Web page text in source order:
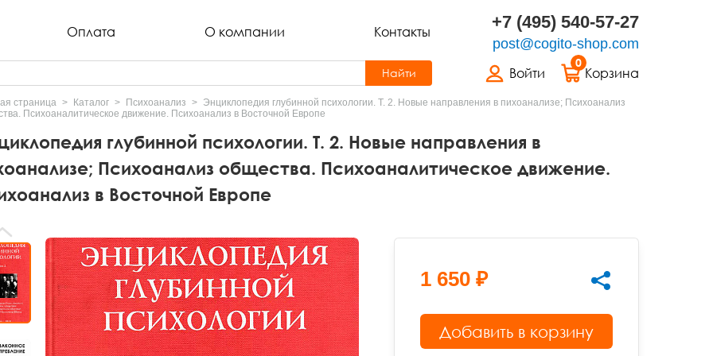
Оплата О компании Контакты +7 (495) 540-57-27
post@cogito-shop.com
Войти
0
Корзина
Найти
страница Каталог Психоанализ
Энциклопедия глубинной психологии. Т. 2. Новые направления в пихоанализе; Психоанализ
Психоаналитическое движение. Психоанализ в Восточной Европе
глубинной психологии. Т. 2. Новые направления в
Психоанализ общества. Психоаналитическое движение.
в Восточной Европе
1 650 ₽
Добавить в корзину